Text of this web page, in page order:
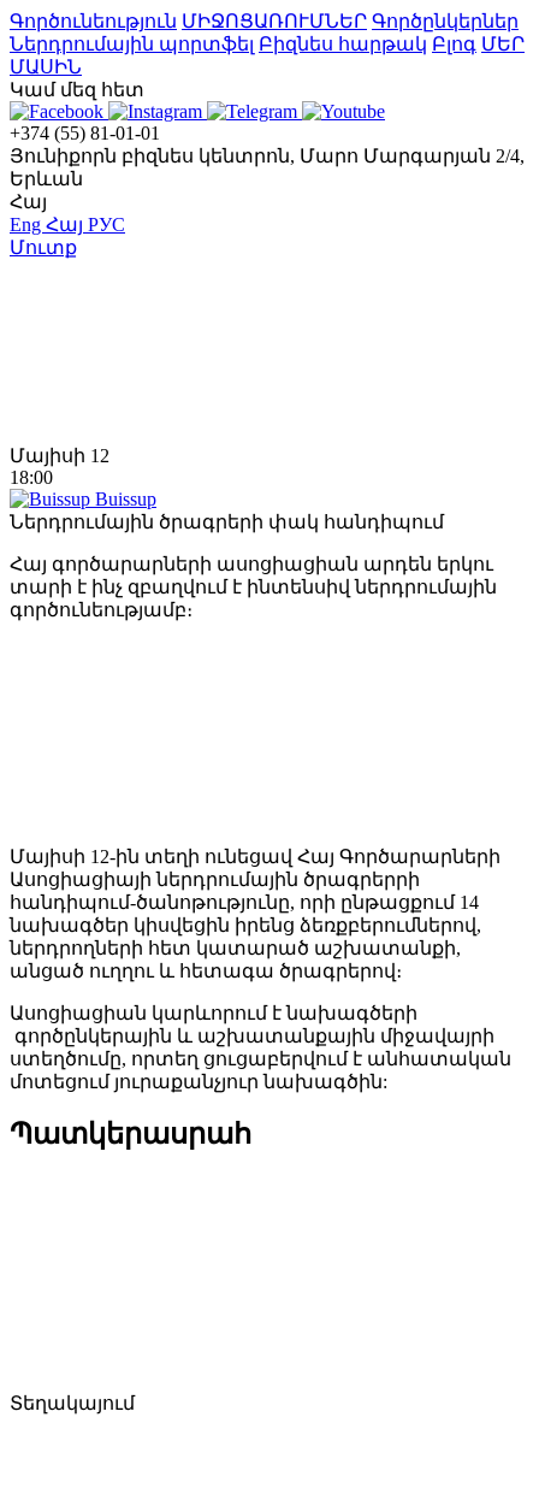
Գործունեություն ՄԻՋՈՑԱՌՈՒՄՆԵՐ Գործընկերներ
Ներդրումային պորտֆել Բիզնես հարթակ Բլոգ ՄԵՐ
ՄԱՍԻՆ
Կամ մեզ հետ
+374 (55) 81-01-01
Յունիքորն բիզնես կենտրոն, Մարո Մարգարյան 2/4,
Երևան
Հայ
Eng Հայ РУС
Մուտք
Մայիսի 12
18:00
Buissup
Ներդրումային ծրագրերի փակ հանդիպում
Հայ գործարարների ասոցիացիան արդեն երկու
տարի է ինչ զբաղվում է ինտենսիվ ներդրումային
գործունեությամբ։
Մայիսի 12-ին տեղի ունեցավ Հայ Գործարարների
Ասոցիացիայի ներդրումային ծրագրերրի
հանդիպում-ծանոթությունը, որի ընթացքում 14
նախագծեր կիսվեցին իրենց ձեռքբերումներով,
ներդրողների հետ կատարած աշխատանքի,
անցած ուղղու և հետագա ծրագրերով։
Ասոցիացիան կարևորում է նախագծերի
գործընկերային և աշխատանքային միջավայրի
ստեղծումը, որտեղ ցուցաբերվում է անհատական
մոտեցում յուրաքանչյուր նախագծին:
Պատկերասրահ
Տեղակայում